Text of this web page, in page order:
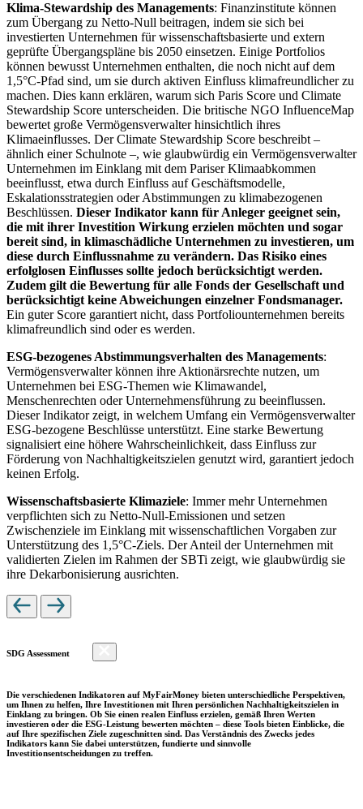
Klima-Stewardship des Managements: Finanzinstitute können
zum Übergang zu Netto-Null beitragen, indem sie sich bei
investierten Unternehmen für wissenschaftsbasierte und extern
geprüfte Übergangspläne bis 2050 einsetzen. Einige Portfolios
können bewusst Unternehmen enthalten, die noch nicht auf dem
1,5°C-Pfad sind, um sie durch aktiven Einfluss klimafreundlicher zu
machen. Dies kann erklären, warum sich Paris Score und Climate
Stewardship Score unterscheiden. Die britische NGO InfluenceMap
bewertet große Vermögensverwalter hinsichtlich ihres
Klimaeinflusses. Der Climate Stewardship Score beschreibt –
ähnlich einer Schulnote –, wie glaubwürdig ein Vermögensverwalter
Unternehmen im Einklang mit dem Pariser Klimaabkommen
beeinflusst, etwa durch Einfluss auf Geschäftsmodelle,
Eskalationsstrategien oder Abstimmungen zu klimabezogenen
Beschlüssen. Dieser Indikator kann für Anleger geeignet sein,
die mit ihrer Investition Wirkung erzielen möchten und sogar
bereit sind, in klimaschädliche Unternehmen zu investieren, um
diese durch Einflussnahme zu verändern. Das Risiko eines
erfolglosen Einflusses sollte jedoch berücksichtigt werden.
Zudem gilt die Bewertung für alle Fonds der Gesellschaft und
berücksichtigt keine Abweichungen einzelner Fondsmanager.
Ein guter Score garantiert nicht, dass Portfoliounternehmen bereits
klimafreundlich sind oder es werden.
ESG-bezogenes Abstimmungsverhalten des Managements:
Vermögensverwalter können ihre Aktionärsrechte nutzen, um
Unternehmen bei ESG-Themen wie Klimawandel,
Menschenrechten oder Unternehmensführung zu beeinflussen.
Dieser Indikator zeigt, in welchem Umfang ein Vermögensverwalter
ESG-bezogene Beschlüsse unterstützt. Eine starke Bewertung
signalisiert eine höhere Wahrscheinlichkeit, dass Einfluss zur
Förderung von Nachhaltigkeitszielen genutzt wird, garantiert jedoch
keinen Erfolg.
Wissenschaftsbasierte Klimaziele: Immer mehr Unternehmen
verpflichten sich zu Netto-Null-Emissionen und setzen
Zwischenziele im Einklang mit wissenschaftlichen Vorgaben zur
Unterstützung des 1,5°C-Ziels. Der Anteil der Unternehmen mit
validierten Zielen im Rahmen der SBTi zeigt, wie glaubwürdig sie
ihre Dekarbonisierung ausrichten.
SDG Assessment
Die verschiedenen Indikatoren auf MyFairMoney bieten unterschiedliche Perspektiven,
um Ihnen zu helfen, Ihre Investitionen mit Ihren persönlichen Nachhaltigkeitszielen in
Einklang zu bringen. Ob Sie einen realen Einfluss erzielen, gemäß Ihren Werten
investieren oder die ESG-Leistung bewerten möchten – diese Tools bieten Einblicke, die
auf Ihre spezifischen Ziele zugeschnitten sind. Das Verständnis des Zwecks jedes
Indikators kann Sie dabei unterstützen, fundierte und sinnvolle
Investitionsentscheidungen zu treffen.